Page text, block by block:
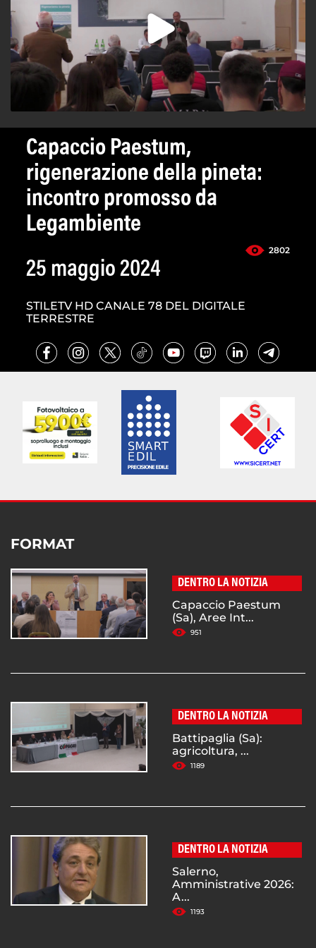
Capaccio Paestum,
rigenerazione della pineta:
incontro promosso da
Legambiente
2802
25 maggio 2024
STILETV HD CANALE 78 DEL DIGITALE
TERRESTRE
FORMAT
DENTRO LA NOTIZIA
Capaccio Paestum
(Sa), Aree Int...
951
DENTRO LA NOTIZIA
Battipaglia (Sa):
agricoltura, ...
1189
DENTRO LA NOTIZIA
Salerno,
Amministrative 2026:
A...
1193